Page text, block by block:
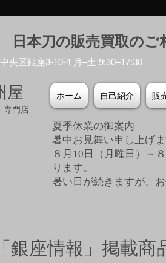
日本刀の販売買取の
央区銀座3-10-4 月–土 9:30–17:30
屋
専門店
ホーム 自己紹介 販
夏季休業の御案内
暑中お見舞い申し上げま
８月10日（月曜日）～
ります。
暑い日が続きますが、
銀座情報」掲載商